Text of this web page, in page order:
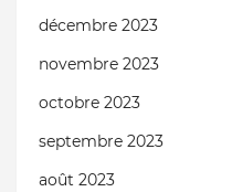
décembre 2023
novembre 2023
octobre 2023
septembre 2023
août 2023